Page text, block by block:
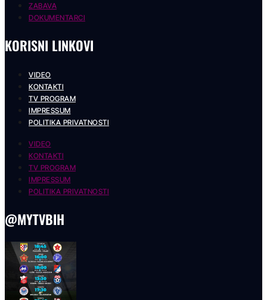
ZABAVA
DOKUMENTARCI
KORISNI LINKOVI
VIDEO
KONTAKTI
TV PROGRAM
IMPRESSUM
POLITIKA PRIVATNOSTI
VIDEO
KONTAKTI
TV PROGRAM
IMPRESSUM
POLITIKA PRIVATNOSTI
@MYTVBIH